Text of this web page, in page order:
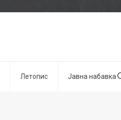
Летопис Јавна набавка